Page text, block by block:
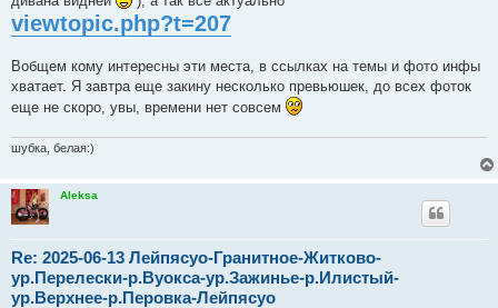
viewtopic.php?t=207
Вобщем кому интересны эти места, в ссылках на темы и фото инфы
хватает. Я завтра еще закину несколько превьюшек, до всех фоток
еще не скоро, увы, времени нет совсем
шубка, белая:)
Aleksa
Re: 2025-06-13 Лейпясуо-Гранитное-Житково-
ур.Перелески-р.Вуокса-ур.Зажинье-р.Илистый-
ур.Верхнее-р.Перовка-Лейпясуо